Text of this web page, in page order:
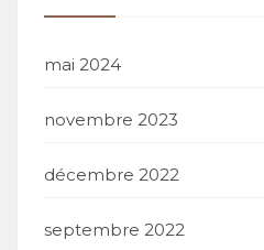
mai 2024
novembre 2023
décembre 2022
septembre 2022